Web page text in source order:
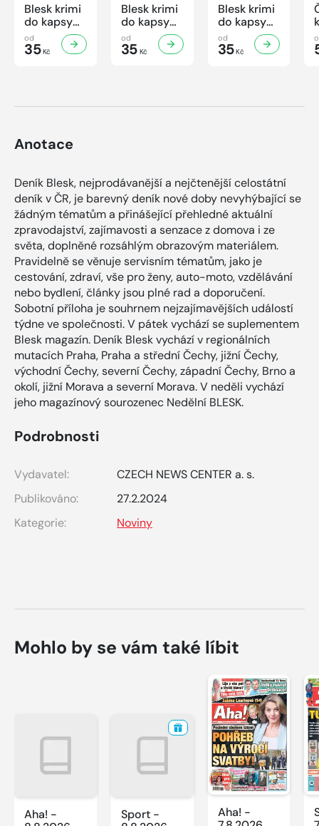
Blesk krimi
do kapsy
č.7/2026
od
35Kč
Blesk krimi
do kapsy
č.6/2026
od
35Kč
Blesk krimi
do kapsy
č.5/2026
od
35Kč
Anotace
Deník Blesk, nejprodávanější a nejčtenější celostátní
deník v ČR, je barevný deník nové doby nevyhýbající se
žádným tématům a přinášející přehledné aktuální
zpravodajství, zajímavosti a senzace z domova i ze
světa, doplněné rozsáhlým obrazovým materiálem.
Pravidelně se věnuje servisním tématům, jako je
cestování, zdraví, vše pro ženy, auto-moto, vzdělávání
nebo bydlení, články jsou plné rad a doporučení.
Sobotní příloha je souhrnem nejzajímavějších událostí
týdne ve společnosti. V pátek vychází se suplementem
Blesk magazín. Deník Blesk vychází v regionálních
mutacích Praha, Praha a střední Čechy, jižní Čechy,
východní Čechy, severní Čechy, západní Čechy, Brno a
okolí, jižní Morava a severní Morava. V neděli vychází
jeho magazínový sourozenec Nedělní BLESK.
Podrobnosti
Vydavatel:
CZECH NEWS CENTER a. s.
Publikováno:
27.2.2024
Kategorie:
Noviny
Mohlo by se vám také líbit
Aha! -
Sport -
Aha! -